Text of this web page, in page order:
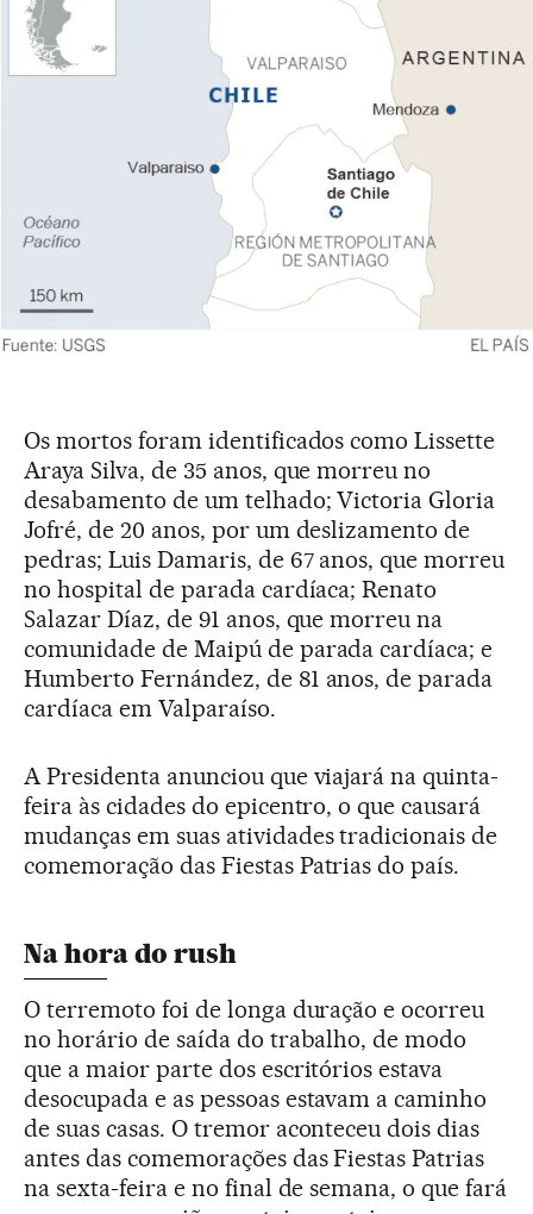
Os mortos foram identificados como Lissette
Araya Silva, de 35 anos, que morreu no
desabamento de um telhado; Victoria Gloria
Jofré, de 20 anos, por um deslizamento de
pedras; Luis Damaris, de 67 anos, que morreu
no hospital de parada cardíaca; Renato
Salazar Díaz, de 91 anos, que morreu na
comunidade de Maipú de parada cardíaca; e
Humberto Fernández, de 81 anos, de parada
cardíaca em Valparaíso.
A Presidenta anunciou que viajará na quinta-
feira às cidades do epicentro, o que causará
mudanças em suas atividades tradicionais de
comemoração das Fiestas Patrias do país.
Na hora do rush
O terremoto foi de longa duração e ocorreu
no horário de saída do trabalho, de modo
que a maior parte dos escritórios estava
desocupada e as pessoas estavam a caminho
de suas casas. O tremor aconteceu dois dias
antes das comemorações das Fiestas Patrias
na sexta-feira e no final de semana, o que fará